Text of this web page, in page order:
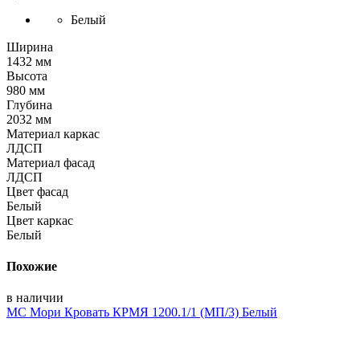
Белый
Ширина
1432 мм
Высота
980 мм
Глубина
2032 мм
Материал каркас
ЛДСП
Материал фасад
ЛДСП
Цвет фасад
Белый
Цвет каркас
Белый
Похожие
в наличии
МС Мори Кровать КРМЯ 1200.1/1 (МП/3) Белый